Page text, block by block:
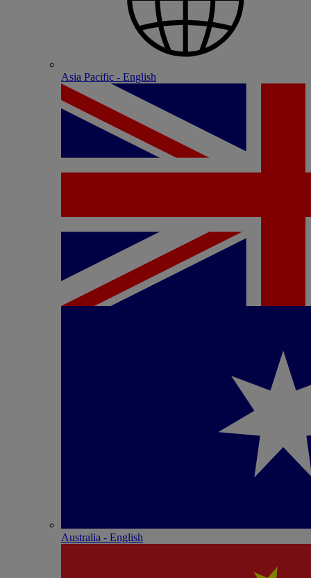
Asia Pacific - English
Australia - English